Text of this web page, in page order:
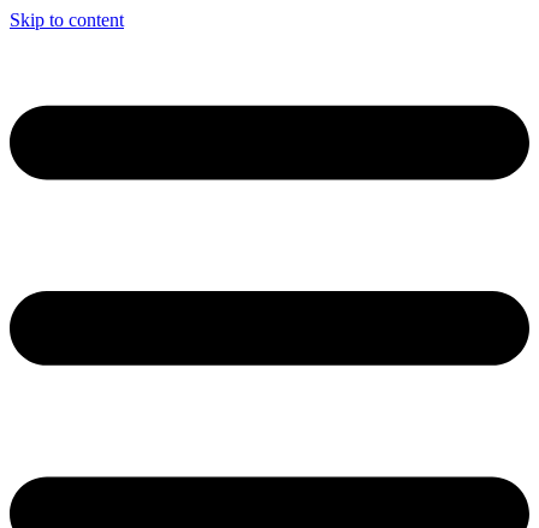
Skip to content